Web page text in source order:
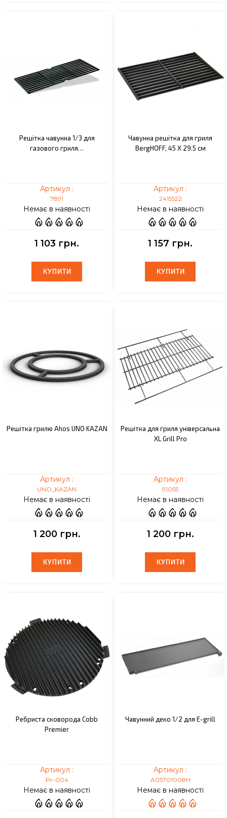
Решітка чавунна 1/3 для
газового гриля…
Артикул :
7891
Немає в наявності
1 103 грн.
КУПИТИ
КУПИТИ
Чавунна решітка для гриля
BergHOFF, 45 Х 29.5 см
Артикул :
2415522
Немає в наявності
1 157 грн.
КУПИТИ
КУПИТИ
Решітка грилю Ahos UNO KAZAN
Артикул :
UNO_KAZAN
Немає в наявності
1 200 грн.
КУПИТИ
КУПИТИ
Решітка для гриля універсальна
XL Grill Pro
Артикул :
91055
Немає в наявності
1 200 грн.
КУПИТИ
КУПИТИ
Ребриста сковорода Cobb
Premier
Артикул :
Pr-004
Немає в наявності
Чавунний деко 1/2 для E-grill
Артикул :
A05701008H
Немає в наявності